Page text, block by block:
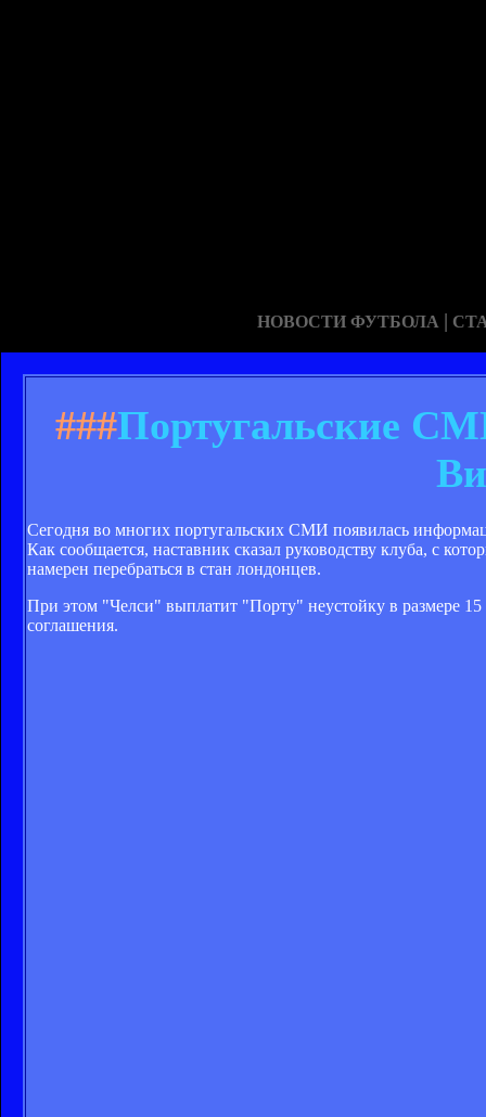
НОВОСТИ ФУТБОЛА |
###Португальские
Сегодня во многих португальских СМИ появилась
Как сообщается, наставник сказал руководству клуба, с
намерен перебраться в стан лондонцев.
При этом "Челси" выплатит "Порту" неустойку в размере 15
соглашения.